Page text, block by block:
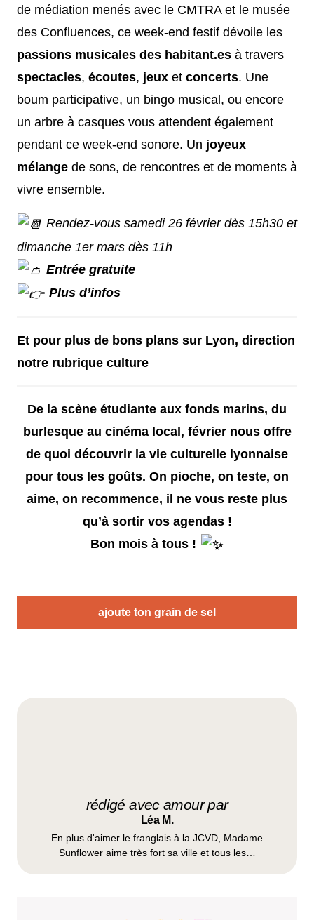
de médiation menés avec le CMTRA et le musée
des Confluences, ce week-end festif dévoile les
passions musicales des habitant.es à travers
spectacles, écoutes, jeux et concerts. Une
boum participative, un bingo musical, ou encore
un arbre à casques vous attendent également
pendant ce week-end sonore. Un joyeux
mélange de sons, de rencontres et de moments à
vivre ensemble.
Rendez-vous samedi 26 février dès 15h30 et
dimanche 1er mars dès 11h
Entrée gratuite
Plus d’infos
Et pour plus de bons plans sur Lyon, direction
notre rubrique culture
De la scène étudiante aux fonds marins, du
burlesque au cinéma local, février nous offre
de quoi découvrir la vie culturelle lyonnaise
pour tous les goûts. On pioche, on teste, on
aime, on recommence, il ne vous reste plus
qu’à sortir vos agendas !
Bon mois à tous !
ajoute ton grain de sel
E-mail*
rédigé avec amour par
Léa M.
En plus d'aimer le franglais à la JCVD, Madame
Sunflower aime très fort sa ville et tous les…